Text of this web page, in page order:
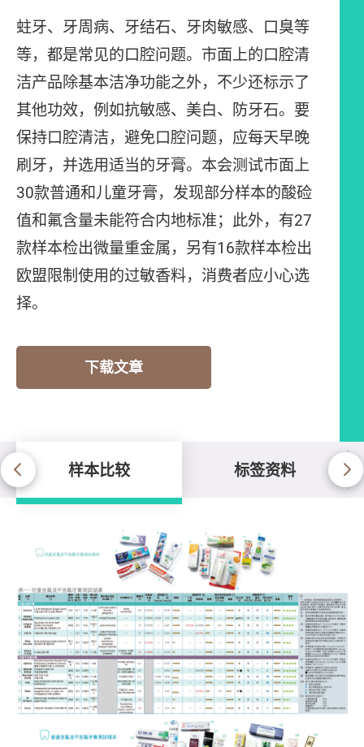
蛀牙、牙周病、牙结石、牙肉敏感、口臭等
等，都是常见的口腔问题。市面上的口腔清
洁产品除基本洁净功能之外，不少还标示了
其他功效，例如抗敏感、美白、防牙石。要
保持口腔清洁，避免口腔问题，应每天早晚
刷牙，并选用适当的牙膏。本会测试市面上
30款普通和儿童牙膏，发现部分样本的酸硷
值和氟含量未能符合内地标准；此外，有27
款样本检出微量重金属，另有16款样本检出
欧盟限制使用的过敏香料，消费者应小心选
择。
下载文章
样本比较 标签资料
样本比较